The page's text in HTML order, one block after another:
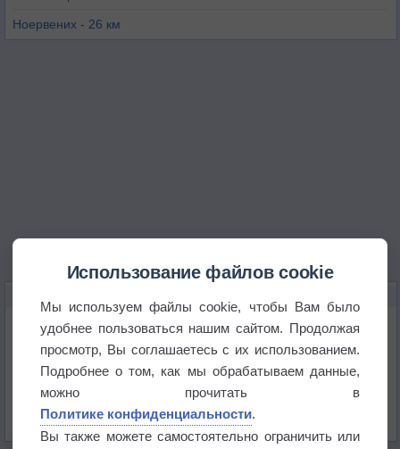
Ноервених - 26 км
Температура
Давление
Осадки
Облачность
Список всех карт
Использование файлов cookie
Мы используем файлы cookie, чтобы Вам было
удобнее пользоваться нашим сайтом. Продолжая
просмотр, Вы соглашаетесь с их использованием.
Подробнее о том, как мы обрабатываем данные,
можно прочитать в
Политике конфиденциальности.
Вы также можете самостоятельно ограничить или